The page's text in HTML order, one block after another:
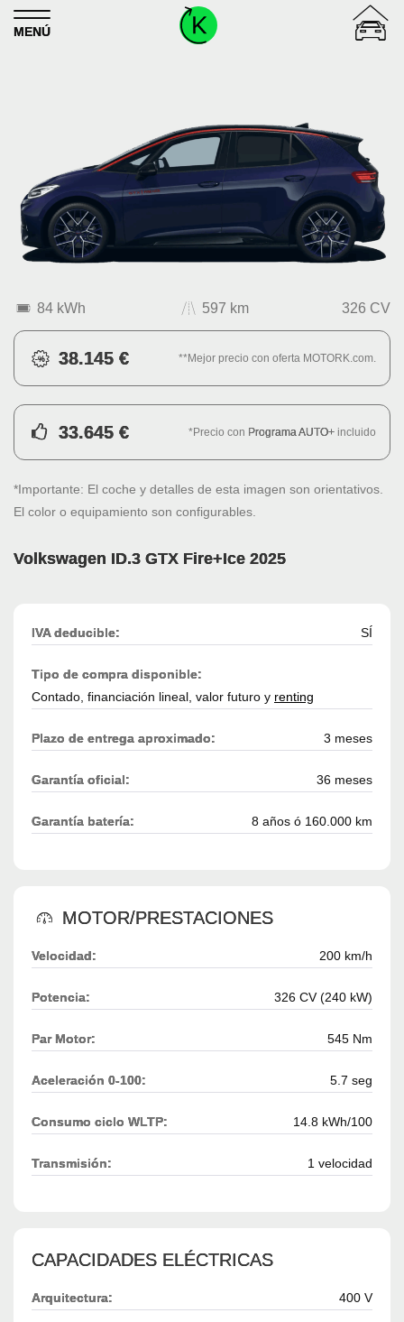
Skip to content
MENÚ
84 kWh 597 km 326 CV
38.145 € **Mejor precio con oferta MOTORK.com.
33.645 € *Precio con Programa AUTO+ incluido
*Importante: El coche y detalles de esta imagen son orientativos.
El color o equipamiento son configurables.
Volkswagen ID.3 GTX Fire+Ice 2025
IVA deducible: SÍ
Tipo de compra disponible:
Contado, financiación lineal, valor futuro y renting
Plazo de entrega aproximado: 3 meses
Garantía oficial: 36 meses
Garantía batería: 8 años ó 160.000 km
MOTOR/PRESTACIONES
Velocidad: 200 km/h
Potencia: 326 CV (240 kW)
Par Motor: 545 Nm
Aceleración 0-100: 5.7 seg
Consumo ciclo WLTP: 14.8 kWh/100
Transmisión: 1 velocidad
CAPACIDADES ELÉCTRICAS
Arquitectura: 400 V